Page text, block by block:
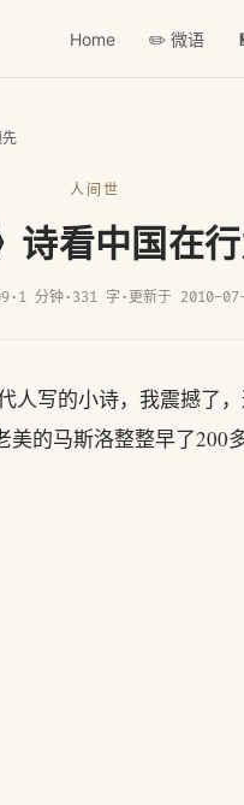
Home ✏️ 微语
人间世
诗看中国在
· 1 分钟· 331 字 · 更新于 2010-
人写的小诗，我震撼了
的马斯洛整整早了200多